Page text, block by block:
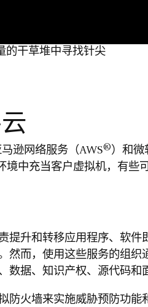
的干草堆中寻找针尖
逊网络服务（AWS®）和微
中充当客户虚拟机，有些
提升和转移应用程序、软件
然而，使用这些服务的组织
数据、知识产权、源代码和
防火墙来实施威胁预防功能